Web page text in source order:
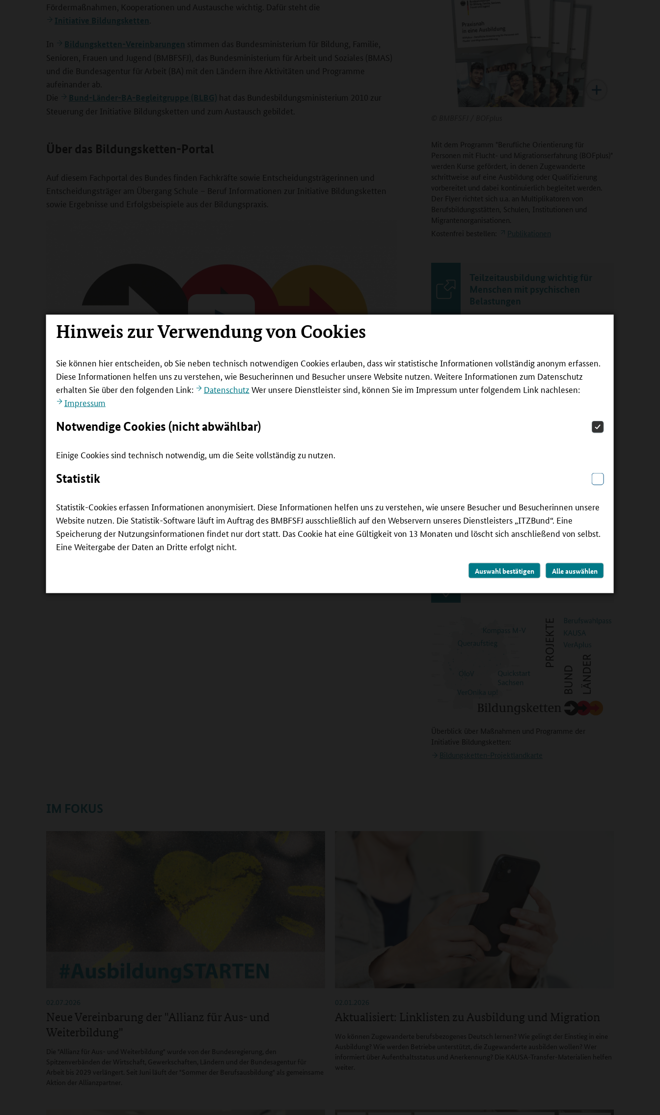
Hinweis zur Verwendung von Cookies
Sie können hier entscheiden, ob Sie neben technisch notwendigen Cookies erlauben, dass wir statistische Informationen vollständig anonym erfassen.
Diese Informationen helfen uns zu verstehen, wie Besucherinnen und Besucher unsere Website nutzen. Weitere Informationen zum Datenschutz
erhalten Sie über den folgenden Link:
Datenschutz Wer unsere Dienstleister sind, können Sie im Impressum unter folgendem Link nachlesen:
Impressum
Notwendige Cookies (nicht abwählbar)
Einige Cookies sind technisch notwendig, um die Seite vollständig zu nutzen.
Statistik
Statistik-Cookies erfassen Informationen anonymisiert. Diese Informationen helfen uns zu verstehen, wie unsere Besucher und Besucherinnen unsere
Website nutzen. Die Statistik-Software läuft im Auftrag des BMBFSFJ ausschließlich auf den Webservern unseres Dienstleisters „ITZBund“. Eine
Speicherung der Nutzungsinformationen findet nur dort statt. Das Cookie hat eine Gültigkeit von 13 Monaten und löscht sich anschließend von selbst.
Eine Weitergabe der Daten an Dritte erfolgt nicht.
Auswahl bestätigen Alle auswählen
Fördermaßnahmen, Kooperationen und Austausche wichtig. Dafür steht die
Initiative Bildungsketten
In
Bildungsketten-Vereinbarungen stimmen das Bundesministerium für Bildung, Familie,
Senioren, Frauen und Jugend (BMBFSFJ), das Bundesministerium für Arbeit und Soziales (BMAS)
und die Bundesagentur für Arbeit (BA) mit den Ländern ihre Aktivitäten und Programme
aufeinander ab.
Die
Bund-Länder-BA-Begleitgruppe (BLBG) hat das Bundesbildungsministerium 2010 zur
Steuerung der Initiative Bildungsketten und zum Austausch gebildet.
Über das Bildungsketten-Portal
Auf diesem Fachportal des Bundes finden Fachkräfte sowie Entscheidungsträgerinnen und
Entscheidungsträger am Übergang Schule – Beruf Informationen zur Initiative Bildungsketten
sowie Ergebnisse und Erfolgsbeispiele aus der Bildungspraxis.
Initiative Bildungsketten: Von der Schule in die Ausbildung
Jugendliche erhalten individuell – je nach Bedürfnissen – auf diesem Weg Unterstützung durch
© BMBF/BMAS
VIDEO 4:08
Mit dem Programm "Berufliche Orientierung für
Personen mit Flucht- und Migrationserfahrung (BOFplus)"
werden Kurse gefördert, in denen Zugewanderte
schrittweise auf eine Ausbildung oder Qualifizierung
vorbereitet und dabei kontinuierlich begleitet werden.
Der Flyer richtet sich u.a. an Multiplikatoren von
Berufsbildungsstätten, Schulen, Institutionen und
Migrantenorganisationen.
Kostenfrei bestellen:
Publikationen
Teilzeitausbildung wichtig für
Menschen mit psychischen
Belastungen
Fachtagung des Netzwerks Teilzeitberufsausbildung und
von Leando.
Weiterlesen
Podcast: Elterneinbindung in die
Kein Draht zu den Eltern, obwohl sie die wichtigsten
Wegbegleiter in der Berufsorientierung ihrer Kinder sind?
machen sie zu engagierten Partnern? Pädagoge und
Erziehungscoach Matthias Bartscher berichtet im
Podcast-Interview.
Überblick über Maßnahmen und Programme der
Initiative Bildungsketten:
Bildungsketten-Projektlandkarte
IM FOKUS
Neue Vereinbarung der "Allianz für Aus- und
Weiterbildung"
02.07.2026
Die "Allianz für Aus- und Weiterbildung" wurde von der Bundesregierung, den
Spitzenverbänden der Wirtschaft, Gewerkschaften, Ländern und der Bundesagentur für
Arbeit bis 2029 verlängert. Seit Juni läuft der "Sommer der Berufsausbildung" als gemeinsame
Aktion der Allianzpartner.
Aktualisiert: Linklisten zu Ausbildung und Migration
02.01.2026
Wo können Zugewanderte berufsbezogenes Deutsch lernen? Wie gelingt der Einstieg in eine
Ausbildung? Wie werden Betriebe unterstützt, die Zugewanderte ausbilden wollen? Wer
informiert über Aufenthaltsstatus und Anerkennung? Die KAUSA-Transfer-Materialien helfen
weiter.